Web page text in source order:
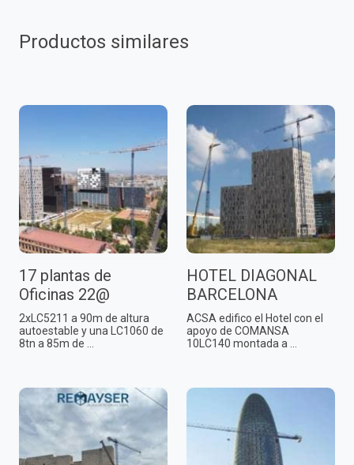
Productos similares
17 plantas de
Oficinas 22@
2xLC5211 a 90m de altura
autoestable y una LC1060 de
8tn a 85m de ...
HOTEL DIAGONAL
BARCELONA
ACSA edifico el Hotel con el
apoyo de COMANSA
10LC140 montada a ...